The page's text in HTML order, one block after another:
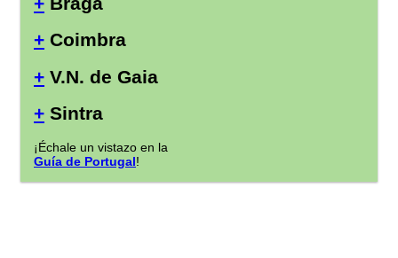
+ Coimbra
+ V.N. de Gaia
+ Sintra
¡Échale un vistazo en la
Guía de Portugal!